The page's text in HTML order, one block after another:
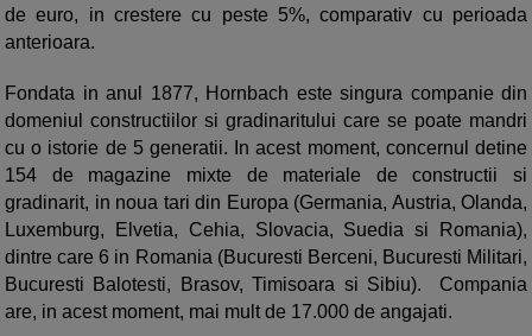
de euro, in crestere cu peste 5%, comparativ cu perioada
anterioara.
Fondata in anul 1877, Hornbach este singura companie din
domeniul constructiilor si gradinaritului care se poate mandri
cu o istorie de 5 generatii. In acest moment, concernul detine
154 de magazine mixte de materiale de constructii si
gradinarit, in noua tari din Europa (Germania, Austria, Olanda,
Luxemburg, Elvetia, Cehia, Slovacia, Suedia si Romania),
dintre care 6 in Romania (Bucuresti Berceni, Bucuresti Militari,
Bucuresti Balotesti, Brasov, Timisoara si Sibiu). Compania
are, in acest moment, mai mult de 17.000 de angajati.